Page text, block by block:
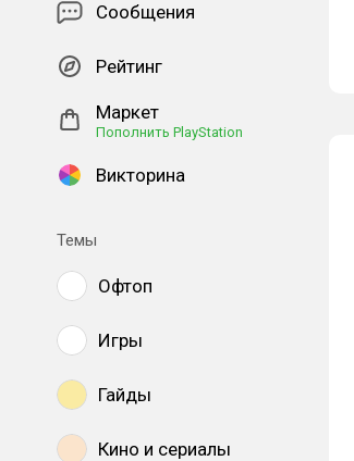
Сообщения
Рейтинг
Маркет
Пополнить PlayStation
Викторина
Темы
Офтоп
Игры
Гайды
Кино и сериалы